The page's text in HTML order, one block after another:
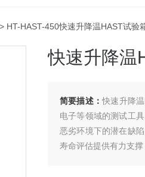
> HT-HAST-450快速升降温HAST试验
快速升降温
简要描述：快速升降
电子等领域的测试工
恶劣环境下的潜在缺
寿命评估提供有力支撑